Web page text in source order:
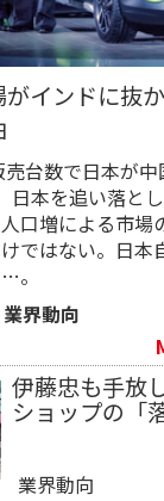
インドに抜
台数で日本が
日本を追い落と
口増による市場
ではない。日本
。
業界動向
伊藤忠も手放
ショップの「
業界動向